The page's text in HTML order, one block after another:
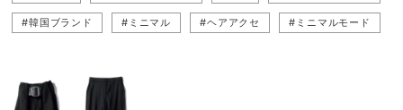
#韓国ブランド #ミニマル #ヘアアクセ #ミニマルモード
#ヘアクリップ #パンツコーデ